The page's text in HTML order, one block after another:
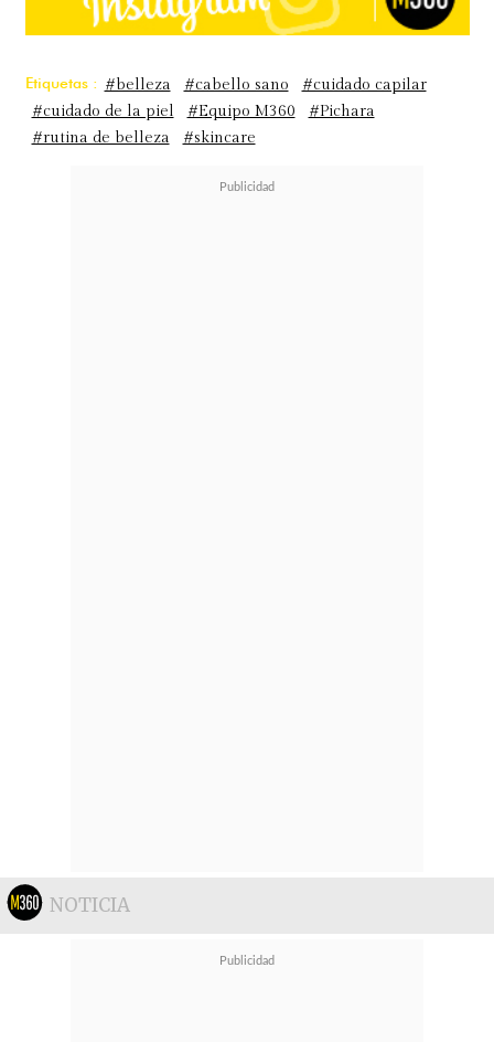
para renovar las energías del nuevo
whatsapp de Goodlife
+56939489688 o en su Instagram
@goodlifehuechuraba.
Etiquetas : #belleza #cabello sano
#cuidado capilar
#cuidado de la piel
#Equipo M360
#Pichara
#rutina de belleza
#skincare
NOTICIA